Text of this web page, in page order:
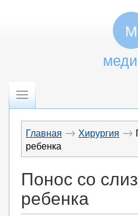
М
Главная → Хирургия →
ребенка
Понос со
ребенка